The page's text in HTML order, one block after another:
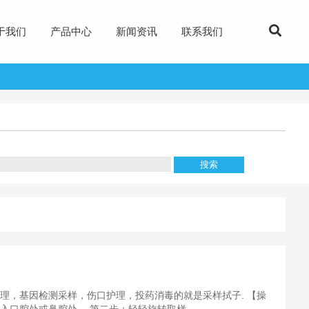
我们 产品中心 新闻资讯 联系我们
，基因检测采样，伤口护理，投药消毒的就是采样拭子. 【操